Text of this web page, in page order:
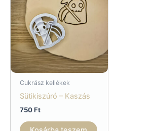
Cukrász kellékek
Sütikiszúró – Kaszás
750Ft